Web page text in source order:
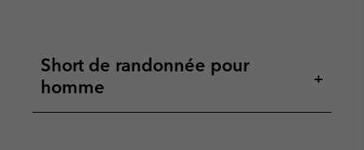
Short de randonnée pour
homme
+